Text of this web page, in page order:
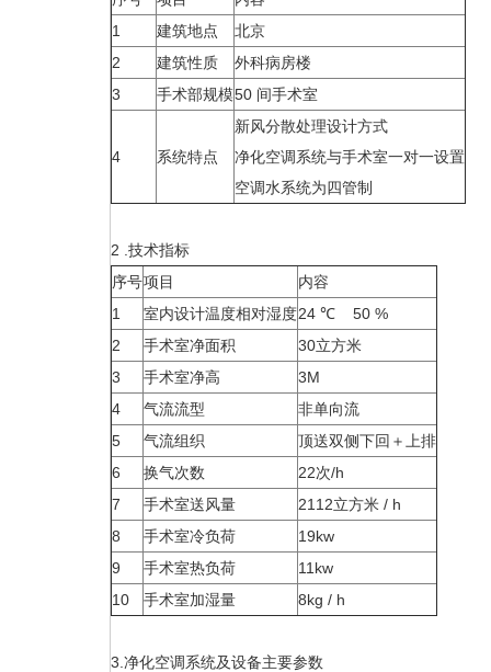
1
建筑地点
北京
2
建筑性质
外科病房楼
3
手术部规模50 间手术室
4 系统特点
新风分散处理设计方式
净化空调系统与手术室一对一设置
空调水系统为四管制
2 .技术指标
序号项目
内容
1
室内设计温度相对湿度24 ℃ 50 %
2
手术室净面积
30立方米
3
手术室净高
3M
4
气流流型
非单向流
5
气流组织
顶送双侧下回＋上排
6
换气次数
22次/h
7
手术室送风量
2112立方米 / h
8
手术室冷负荷
19kw
9
手术室热负荷
11kw
10
手术室加湿量 8kg / h
3.净化空调系统及设备主要参数